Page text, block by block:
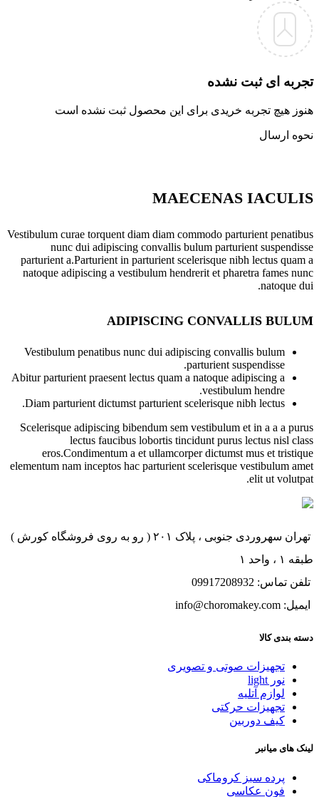
تجربه ای ثبت نشده
هنوز هیچ تجربه خریدی برای این محصول ثبت نشده است
نحوه ارسال
MAECENAS IACULIS
Vestibulum curae torquent diam diam commodo parturient penatibus
nunc dui adipiscing convallis bulum parturient suspendisse
parturient a.Parturient in parturient scelerisque nibh lectus quam a
natoque adipiscing a vestibulum hendrerit et pharetra fames nunc
natoque dui.
ADIPISCING CONVALLIS BULUM
Vestibulum penatibus nunc dui adipiscing convallis bulum
parturient suspendisse.
Abitur parturient praesent lectus quam a natoque adipiscing a
vestibulum hendre.
Diam parturient dictumst parturient scelerisque nibh lectus.
Scelerisque adipiscing bibendum sem vestibulum et in a a a purus
lectus faucibus lobortis tincidunt purus lectus nisl class
eros.Condimentum a et ullamcorper dictumst mus et tristique
elementum nam inceptos hac parturient scelerisque vestibulum amet
elit ut volutpat.
تهران سهروردی جنوبی ، پلاک ۲۰۱ ( رو به روی فروشگاه کورش )
طبقه ۱ ، واحد ۱
تلفن تماس: 09917208932
ایمیل: info@choromakey.com
دسته بندی کالا
تجهیزات صوتی و تصویری
نور light
لوازم آتلیه
تجهیزات حرکتی
کیف دوربین
لینک های میانبر
پرده سبز کروماکی
فون عکاسی